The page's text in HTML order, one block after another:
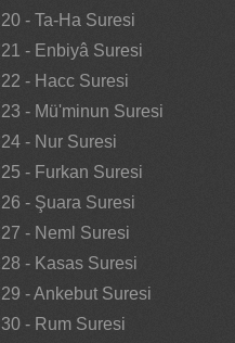
20 - Ta-Ha Suresi
21 - Enbiyâ Suresi
22 - Hacc Suresi
23 - Mü'minun Suresi
24 - Nur Suresi
25 - Furkan Suresi
26 - Şuara Suresi
27 - Neml Suresi
28 - Kasas Suresi
29 - Ankebut Suresi
30 - Rum Suresi